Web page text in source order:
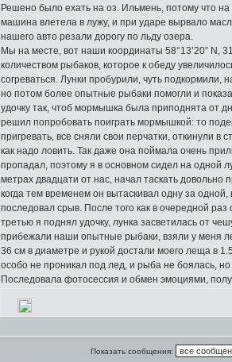
Решено было ехать на оз. Ильмень, потому что
машина влетела в лужу, и при ударе вырвало
нашего авто резали дорогу по льду озера.
Мы на месте, вот наши координаты 58°13’20” N,
количеством рыбаков, которое к обеду
согреваться. Лунки пробурили, чуть
но потом более опытные рыбаки помогли и
удочку так, чтоб мормышка была приподнята от
решил попробовать поиграть мормышкой: то
пригревать, все сняли свои перчатки, откинули
как надо ловить. Так даже она поймала очень
пропадал, поэтому я в основном сидел на одной
метрах двадцати от нас, начал таскать
когда тем временем он вытаскивал одну за
последовал срыв. После того как в очередной
третью я поднял удочку, лунка засветилась от
прибежали наши опытные рыбаки, взяли у меня
36 см в диаметре и рукой достали моего леща в
особо не проникал под лед, и рыба не боялась,
Последовала фотосессия и обмен эмоциями,
Показать сообщения: